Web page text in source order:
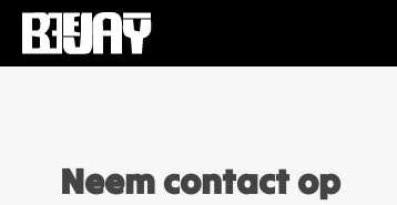
Neem contact op